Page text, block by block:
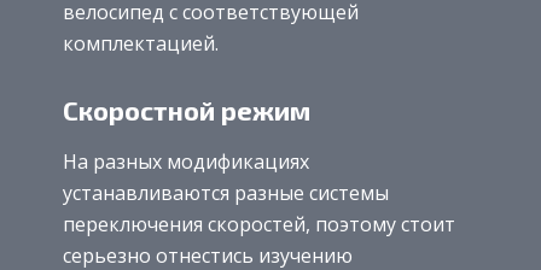
велосипед с соответствующей
комплектацией.
Скоростной режим
На разных модификациях
устанавливаются разные системы
переключения скоростей, поэтому стоит
серьезно отнестись изучению